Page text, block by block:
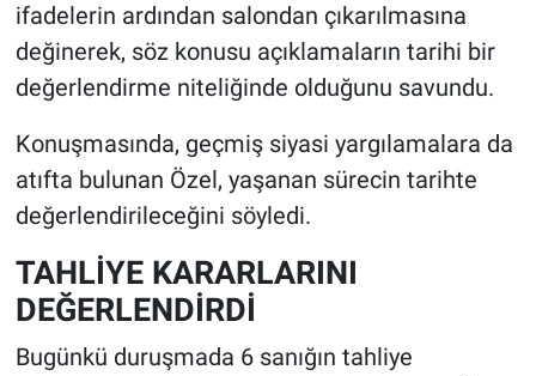
ifadelerin ardından salondan çıkarılmasına
değinerek, söz konusu açıklamaların tarihi bir
değerlendirme niteliğinde olduğunu savundu.
Konuşmasında, geçmiş siyasi yargılamalara da
atıfta bulunan Özel, yaşanan sürecin tarihte
değerlendirileceğini söyledi.
TAHLİYE KARARLARINI
DEĞERLENDİRDİ
Bugünkü duruşmada 6 sanığın tahliye